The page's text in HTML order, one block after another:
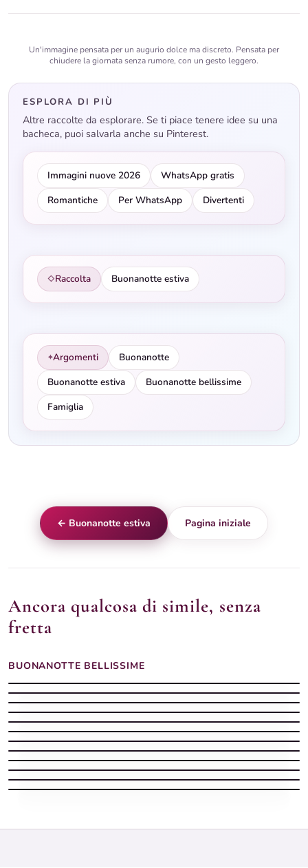
Un'immagine pensata per un augurio dolce ma discreto. Pensata per
chiudere la giornata senza rumore, con un gesto leggero.
ESPLORA DI PIÙ
Altre raccolte da esplorare. Se ti piace tenere idee su una
bacheca, puoi salvarla anche su Pinterest.
Immagini nuove 2026
WhatsApp gratis
Romantiche
Per WhatsApp Divertenti
◇Raccolta Buonanotte estiva
✦Argomenti
Buonanotte
Buonanotte estiva
Buonanotte bellissime
Famiglia
Ancora qualcosa di simile, senza
fretta
BUONANOTTE BELLISSIME
Buonanotte margherite gialla
Buonanotte bellissima dolce
Buonanotte tazza cappuccino
Buonanotte cielo stellato
Buonanotte cerbiatto chiaro
Buonanotte girasoli barattolo
Buonanotte prato crochi
Buonanotte orsetto bianco
Buonanotte serena
Buonanotte estiva con luna piena tra i rami di gelsomino
Buonanotte intima
← Buonanotte estiva Pagina iniziale